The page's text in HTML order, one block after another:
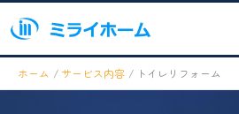
容
を
ホーム サービス内容 トイレリフォーム